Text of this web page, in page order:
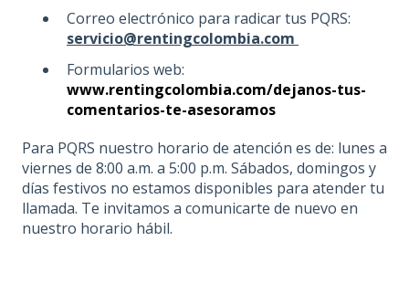
Correo electrónico para radicar tus PQRS:
servicio@rentingcolombia.com
Formularios web:
www.rentingcolombia.com/dejanos-tus-
comentarios-te-asesoramos
Para PQRS nuestro horario de atención es de: lunes a
viernes de 8:00 a.m. a 5:00 p.m. Sábados, domingos y
días festivos no estamos disponibles para atender tu
llamada. Te invitamos a comunicarte de nuevo en
nuestro horario hábil.